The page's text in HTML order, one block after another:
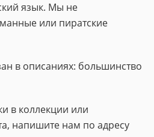
язык. Мы не
или пиратские
в описаниях: большинство
в коллекции или
напишите нам по адресу